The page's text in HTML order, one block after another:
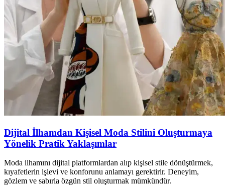
Dijital İlhamdan Kişisel Moda Stilini Oluşturmaya
Yönelik Pratik Yaklaşımlar
Moda ilhamını dijital platformlardan alıp kişisel stile dönüştürmek,
kıyafetlerin işlevi ve konforunu anlamayı gerektirir. Deneyim,
gözlem ve sabırla özgün stil oluşturmak mümkündür.